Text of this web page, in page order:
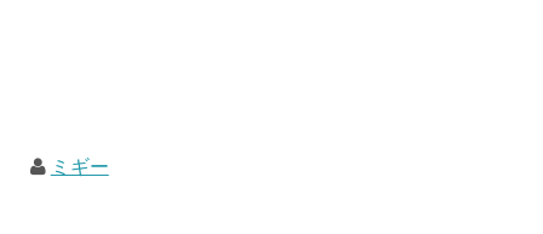
ミギー